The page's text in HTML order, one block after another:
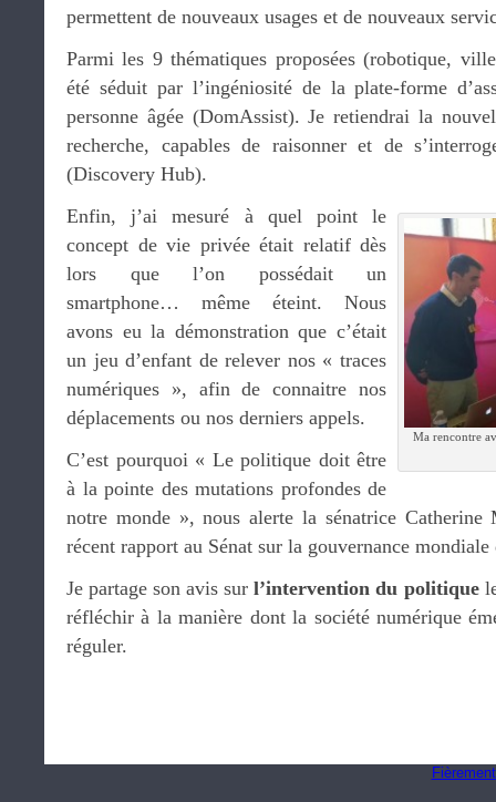
permettent de nouveaux usages et de nouveaux
Parmi les 9 thématiques proposées (robotique,
été séduit par l’ingéniosité de la plate-forme
personne âgée (DomAssist). Je retiendrai la
recherche, capables de raisonner et de
(Discovery Hub).
Ma rencontre
Enfin, j’ai mesuré à quel point le
concept de vie privée était relatif dès
lors que l’on possédait un
smartphone… même éteint. Nous
avons eu la démonstration que c’était
un jeu d’enfant de relever nos « traces
numériques », afin de connaitre nos
déplacements ou nos derniers appels.
C’est pourquoi « Le politique doit être
à la pointe des mutations profondes de
notre monde », nous alerte la sénatrice Catherine
récent rapport au Sénat sur la gouvernance mondiale
Je partage son avis surl’intervention du politique
réfléchir à la manière dont la société numérique
réguler.